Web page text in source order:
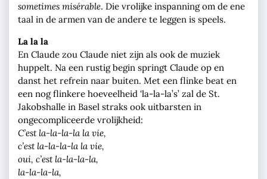
sometimes misérable. Die vrolijke inspanning om de ene
taal in de armen van de andere te leggen is speels.
La la la
En Claude zou Claude niet zijn als ook de muziek
huppelt. Na een rustig begin springt Claude op en
danst het refrein naar buiten. Met een flinke beat en
een nog flinkere hoeveelheid ‘la-la-la’s’ zal de St.
Jakobshalle in Basel straks ook uitbarsten in
ongecompliceerde vrolijkheid:
C’est la-la-la-la la vie,
c’est la-la-la-la la vie,
oui, c’est la-la-la-la,
la-la-la-la,